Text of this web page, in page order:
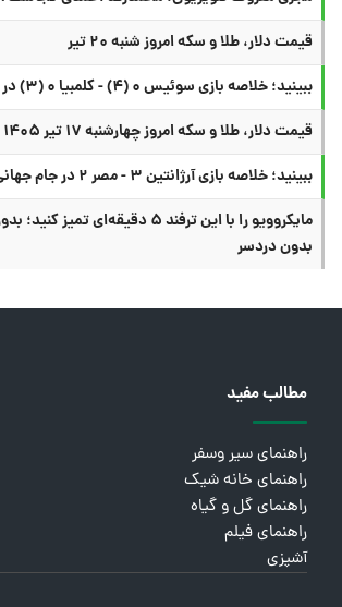
قیمت دلار، طلا و سکه امروز شنبه ۲۰ تیر
ببینید؛ خلاصه بازی سوئیس ۰ (۴) - کلمبیا ۰ (۳) در جام جهانی
قیمت دلار، طلا و سکه امروز چهارشنبه ۱۷ تیر ۱۴۰۵
ببینید؛ خلاصه بازی آرژانتین ۳ - مصر ۲ در جام جهانی
مایکروویو را با این ترفند ۵ دقیقه‌ای
بدون دردسر
مطالب مفید
راهنمای سیر وسفر
راهنمای خانه شیک
راهنمای گل و گیاه
راهنمای فیلم
آشپزی